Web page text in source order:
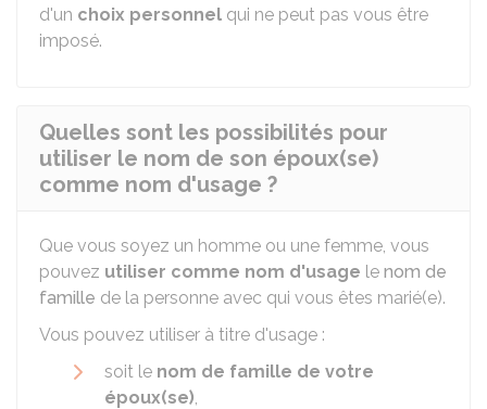
d'un choix personnel qui ne peut pas vous être
imposé.
Quelles sont les possibilités pour
utiliser le nom de son époux(se)
comme nom d'usage ?
Que vous soyez un homme ou une femme, vous
pouvez utiliser comme nom d'usage le nom de
famille de la personne avec qui vous êtes marié(e).
Vous pouvez utiliser à titre d'usage :
soit le nom de famille de votre
époux(se),